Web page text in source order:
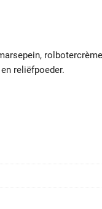
reliëfpoeder.